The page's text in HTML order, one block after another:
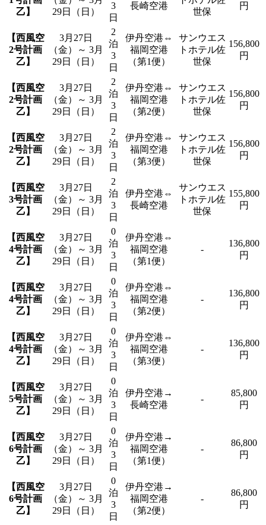
乙】
29日（日）
3
日
長崎空港
世保
円
【西風空
2号計画
乙】
3月27日
（金）～ 3月
29日（日）
2
泊
3
日
伊丹空港⇔
福岡空港
（第1便）
サンウエス
トホテル佐
世保
156,800
円
【西風空
2号計画
乙】
3月27日
（金）～ 3月
29日（日）
2
泊
3
日
伊丹空港⇔
福岡空港
（第2便）
サンウエス
トホテル佐
世保
156,800
円
【西風空
2号計画
乙】
3月27日
（金）～ 3月
29日（日）
2
泊
3
日
伊丹空港⇔
福岡空港
（第3便）
サンウエス
トホテル佐
世保
156,800
円
【西風空
3号計画
乙】
3月27日
（金）～ 3月
29日（日）
2
泊
3
日
伊丹空港⇔
長崎空港
サンウエス
トホテル佐
世保
155,800
円
【西風空
4号計画
乙】
3月27日
（金）～ 3月
29日（日）
0
泊
3
日
伊丹空港⇔
福岡空港
（第1便）
-
136,800
円
【西風空
4号計画
乙】
3月27日
（金）～ 3月
29日（日）
0
泊
3
日
伊丹空港⇔
福岡空港
（第2便）
-
136,800
円
【西風空
4号計画
乙】
3月27日
（金）～ 3月
29日（日）
0
泊
3
日
伊丹空港⇔
福岡空港
（第3便）
-
136,800
円
【西風空
5号計画
乙】
3月27日
（金）～ 3月
29日（日）
0
泊
3
日
伊丹空港→
長崎空港
-
85,800
円
【西風空
6号計画
乙】
3月27日
（金）～ 3月
29日（日）
0
泊
3
日
伊丹空港→
福岡空港
（第1便）
-
86,800
円
【西風空
6号計画
乙】
3月27日
（金）～ 3月
29日（日）
0
泊
3
日
伊丹空港→
福岡空港
（第2便）
-
86,800
円